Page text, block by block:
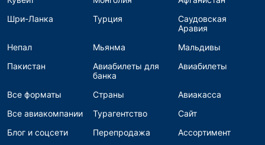
Шри-Ланка
Турция
Саудовская
Аравия
Непал
Мьянма
Мальдивы
Пакистан
Авиабилеты для
банка
Авиабилеты
Все форматы Страны
Авиакасса
Все авиакомпании
Турагентство
Сайт
Блог и соцсети
Перепродажа
Ассортимент